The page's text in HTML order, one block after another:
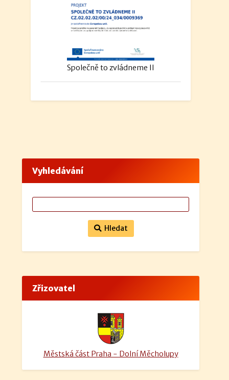
Společně to zvládneme II
Vyhledávání
Hledat
Zřizovatel
Městská část Praha - Dolní Měcholupy